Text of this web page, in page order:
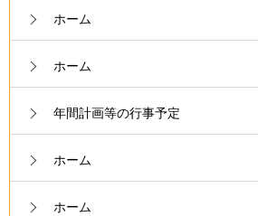
ホーム
ホーム
年間計画等の行事予定
ホーム
ホーム